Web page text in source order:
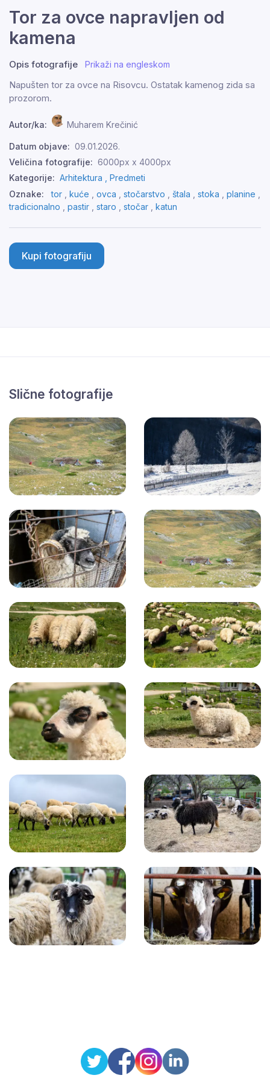
Tor za ovce napravljen od
kamena
Opis fotografije Prikaži na engleskom
Napušten tor za ovce na Risovcu. Ostatak kamenog zida sa
prozorom.
Autor/ka: Muharem Krečinić
Datum objave: 09.01.2026.
Veličina fotografije: 6000px x 4000px
Kategorije: Arhitektura , Predmeti
Oznake:
tor kuće ovca stočarstvo štala stoka planine
tradicionalno
pastir staro stočar katun
Kupi fotografiju
Slične fotografije